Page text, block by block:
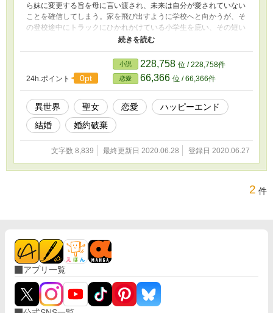
ら妹に変更する旨を母に言い渡され、未来は自分が愛されていない
ことを確信してしまう。家を飛び出すように学校へと向かうが、そ
の登校途中にトラックにひかれかけている小学生を庇い、その短い
生涯を終えた、はずだった。 はじまりは暗めですがハッピーエ
24h.ポイント 0pt
小説 228,758 位 / 228,758件
恋愛 66,366 位 / 66,366件
異世界 聖女 恋愛
ハッピーエンド
結婚
婚約破棄
文字数 8,839 最終更新日 2020.06.28 登録日 2020.06.27
2 件
アプリ一覧